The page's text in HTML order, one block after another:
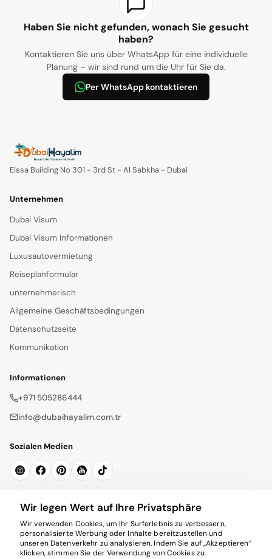
Haben Sie nicht gefunden, wonach Sie gesucht
haben?
Kontaktieren Sie uns über WhatsApp für eine individuelle
Planung – wir sind rund um die Uhr für Sie da.
Per WhatsApp kontaktieren
Eissa Building No 301 - 3rd St - Al Sabkha - Dubai
Unternehmen
Dubai Visum
Dubai Visum Informationen
Luxusautovermietung
Reiseplanformular
unternehmerisch
Allgemeine Geschäftsbedingungen
Datenschutzseite
Kommunikation
Informationen
+971 505286444
info@dubaihayalim.com.tr
Sozialen Medien
Abonnieren
Wir legen Wert auf Ihre Privatsphäre
Wir verwenden Cookies, um Ihr Surferlebnis zu verbessern,
personalisierte Werbung oder Inhalte bereitzustellen und
unseren Datenverkehr zu analysieren. Indem Sie auf „Akzeptieren“
klicken, stimmen Sie der Verwendung von Cookies zu.